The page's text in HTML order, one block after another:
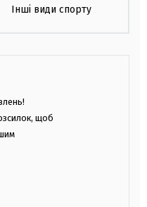
Інші види спорту
щоб